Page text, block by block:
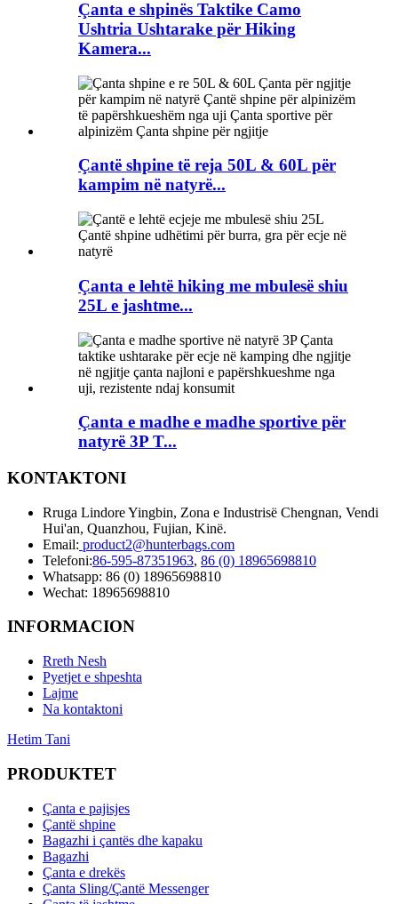
Çanta e shpinës Taktike Camo
Ushtria Ushtarake për Hiking
Kamera...
Çantë shpine të reja 50L & 60L për
kampim në natyrë...
Çanta e lehtë hiking me mbulesë shiu
25L e jashtme...
Çanta e madhe e madhe sportive për
natyrë 3P T...
KONTAKTONI
Rruga Lindore Yingbin, Zona e Industrisë Chengnan, Vendi
Hui'an, Quanzhou, Fujian, Kinë.
Email: product2@hunterbags.com
Telefoni:86-595-87351963, 86 (0) 18965698810
Whatsapp: 86 (0) 18965698810
Wechat: 18965698810
INFORMACION
Rreth Nesh
Pyetjet e shpeshta
Lajme
Na kontaktoni
Hetim Tani
PRODUKTET
Çanta e pajisjes
Çantë shpine
Bagazhi i çantës dhe kapaku
Bagazhi
Çanta e drekës
Çanta Sling/Çantë Messenger